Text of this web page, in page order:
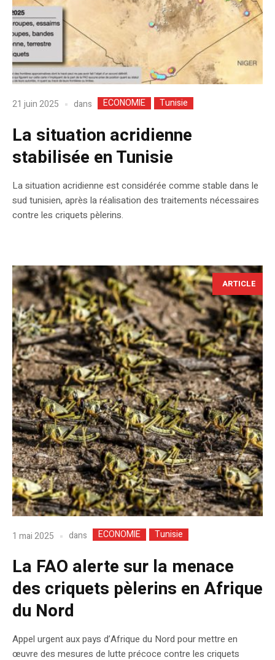
21 juin 2025 dans ECONOMIE Tunisie
La situation acridienne
stabilisée en Tunisie
La situation acridienne est considérée comme stable dans le
sud tunisien, après la réalisation des traitements nécessaires
contre les criquets pèlerins.
ARTICLE
1 mai 2025 dans ECONOMIE Tunisie
La FAO alerte sur la menace
des criquets pèlerins en Afrique
du Nord
Appel urgent aux pays d’Afrique du Nord pour mettre en
œuvre des mesures de lutte précoce contre les criquets